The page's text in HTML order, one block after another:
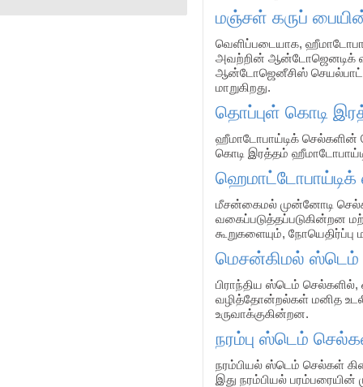
மஞ்சள் கருப்
வெளிப்படையாக,
அவற்றின் ஆன்டோஜெனடிக்
ஆன்டோஜெனீசிஸ்
மாறுகிறது.
தொப்புள் கொடி
ஹீமாடோபாய்டிக் செல்களின்
கொடி இரத்தம்
மீசன்கைமல் முன்னோடி
வகைப்படுத்தப்படுகின்றன
கூறுகளையும்,
மெசன்கிமல்
பிராந்திய ஸ்டெம்
வழித்தோன்றல்கள் மனித
உருவாக்குகின்றன.
நரம்பு ஸ்டெம்
நரம்பியல் ஸ்டெம் செல்கள்
இது நரம்பியல்